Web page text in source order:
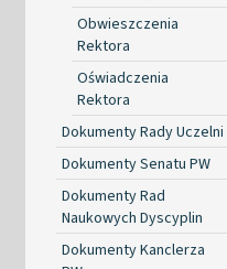
Obwieszczenia
Rektora
Oświadczenia
Rektora
Dokumenty Rady Uczelni
Dokumenty Senatu PW
Dokumenty Rad
Naukowych Dyscyplin
Dokumenty Kanclerza